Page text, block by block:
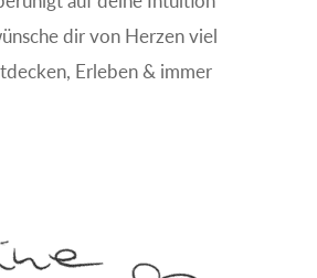
dir von Herzen viel
Erleben & immer